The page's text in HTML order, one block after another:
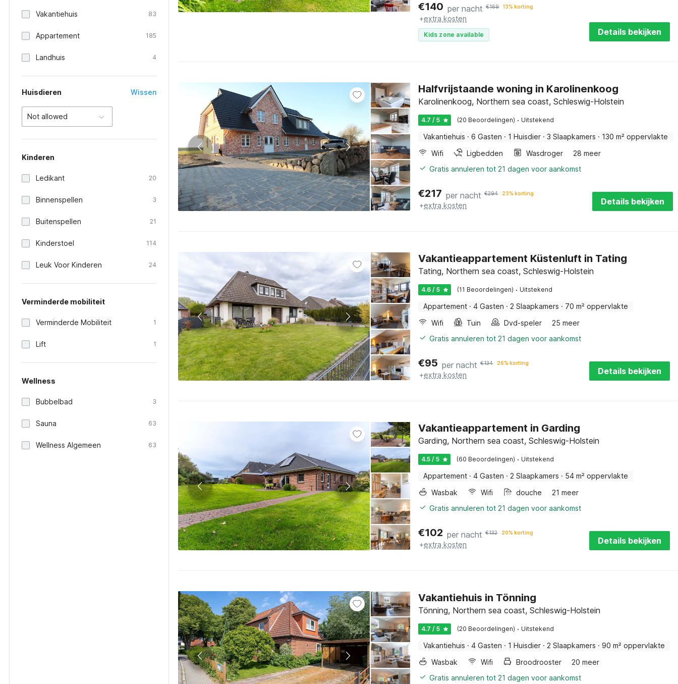
Vakantiehuis 83
Appartement 185
Landhuis 4
Huisdieren Wissen
Not allowed
Kinderen
Ledikant 20
Binnenspellen 3
Buitenspellen 21
Kinderstoel 114
Leuk Voor Kinderen 24
Verminderde mobiliteit
Verminderde Mobiliteit 1
Lift 1
Wellness
Bubbelbad 3
Sauna 63
Wellness Algemeen 63
€140 per nacht €169 13% korting
+extra kosten
Kids zone available Details bekijken
Halfvrijstaande woning in Karolinenkoog
Karolinenkoog, Northern sea coast, Schleswig-Holstein
4.7 / 5 (20 Beoordelingen) · Uitstekend
Vakantiehuis · 6 Gasten · 1 Huisdier · 3 Slaapkamers · 130 m² oppervlakte
Wifi
Ligbedden Wasdroger
28 meer
Gratis annuleren tot 21 dagen voor aankomst
€217 per nacht €294 23% korting
+extra kosten Details bekijken
Vakantieappartement Küstenluft in Tating
Tating, Northern sea coast, Schleswig-Holstein
4.6 / 5 (11 Beoordelingen) · Uitstekend
Appartement · 4 Gasten · 2 Slaapkamers · 70 m² oppervlakte
Wifi
Tuin Dvd-speler
25 meer
Gratis annuleren tot 21 dagen voor aankomst
€95 per nacht €134 26% korting
+extra kosten Details bekijken
Vakantieappartement in Garding
Garding, Northern sea coast, Schleswig-Holstein
4.5 / 5 (60 Beoordelingen) · Uitstekend
Appartement · 4 Gasten · 2 Slaapkamers · 54 m² oppervlakte
Wasbak
Wifi douche
21 meer
Gratis annuleren tot 21 dagen voor aankomst
€102 per nacht €132 20% korting
+extra kosten Details bekijken
Vakantiehuis in Tönning
Tönning, Northern sea coast, Schleswig-Holstein
4.7 / 5 (20 Beoordelingen) · Uitstekend
Vakantiehuis · 4 Gasten · 1 Huisdier · 2 Slaapkamers · 90 m² oppervlakte
Wasbak
Wifi Broodrooster
20 meer
Gratis annuleren tot 21 dagen voor aankomst